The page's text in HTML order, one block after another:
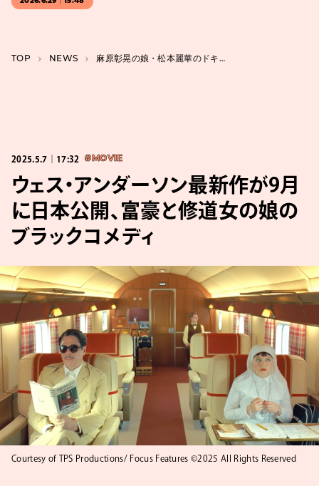
TOP NEWS 麻原彰晃の娘・松本麗華のドキュメンタリー映画『それでも私は』6月公開、葛藤を記録
2025.5.7｜17:32 #MOVIE
ウェス・アンダーソン最新作が9月
に日本公開、富豪と修道女の娘の
ブラックコメディ
Courtesy of TPS Productions/ Focus Features ©2025 All Rights Reserved